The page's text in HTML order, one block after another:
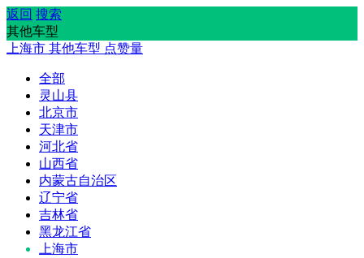
返回 搜索
其他车型
上海市 其他车型 点赞量
全部
灵山县
北京市
天津市
河北省
山西省
内蒙古自治区
辽宁省
吉林省
黑龙江省
上海市